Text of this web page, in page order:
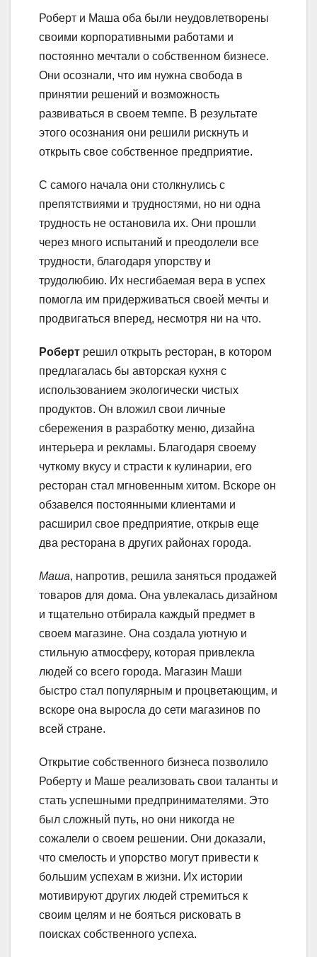
Роберт и Маша оба были неудовлетворены
своими корпоративными работами и
постоянно мечтали о собственном бизнесе.
Они осознали, что им нужна свобода в
принятии решений и возможность
развиваться в своем темпе. В результате
этого осознания они решили рискнуть и
открыть свое собственное предприятие.
С самого начала они столкнулись с
препятствиями и трудностями, но ни одна
трудность не остановила их. Они прошли
через много испытаний и преодолели все
трудности, благодаря упорству и
трудолюбию. Их несгибаемая вера в успех
помогла им придерживаться своей мечты и
продвигаться вперед, несмотря ни на что.
Роберт решил открыть ресторан, в котором
предлагалась бы авторская кухня с
использованием экологически чистых
продуктов. Он вложил свои личные
сбережения в разработку меню, дизайна
интерьера и рекламы. Благодаря своему
чуткому вкусу и страсти к кулинарии, его
ресторан стал мгновенным хитом. Вскоре он
обзавелся постоянными клиентами и
расширил свое предприятие, открыв еще
два ресторана в других районах города.
Маша, напротив, решила заняться продажей
товаров для дома. Она увлекалась дизайном
и тщательно отбирала каждый предмет в
своем магазине. Она создала уютную и
стильную атмосферу, которая привлекла
людей со всего города. Магазин Маши
быстро стал популярным и процветающим, и
вскоре она выросла до сети магазинов по
всей стране.
Открытие собственного бизнеса позволило
Роберту и Маше реализовать свои таланты и
стать успешными предпринимателями. Это
был сложный путь, но они никогда не
сожалели о своем решении. Они доказали,
что смелость и упорство могут привести к
большим успехам в жизни. Их истории
мотивируют других людей стремиться к
своим целям и не бояться рисковать в
поисках собственного успеха.